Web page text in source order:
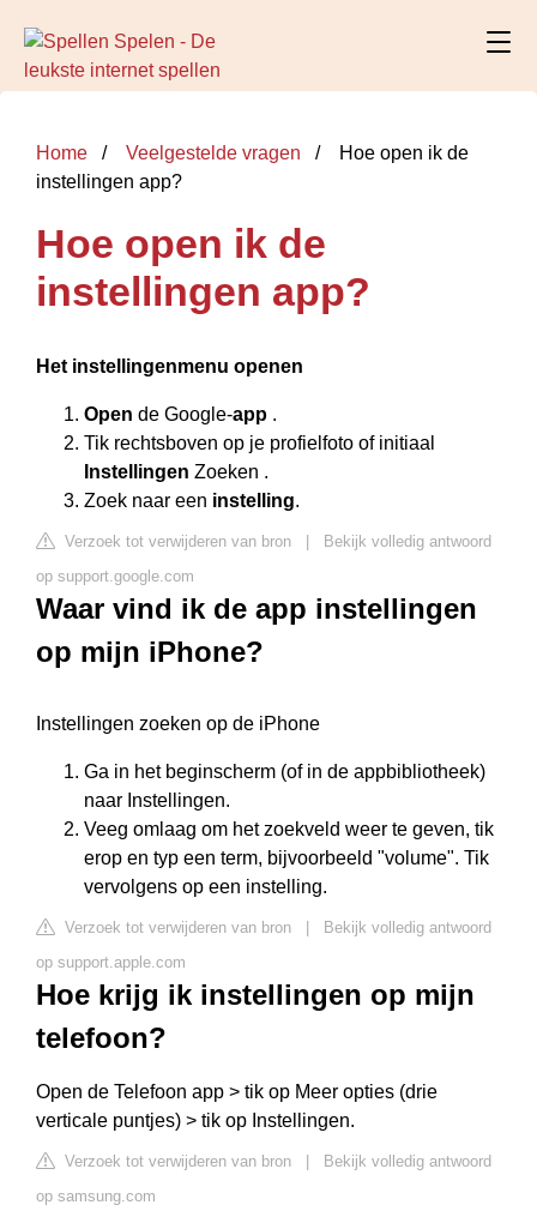
Home Veelgestelde vragen
Hoe open ik de
instellingen app?
Hoe open ik de
instellingen app?
Het instellingenmenu openen
Open de Google-app .
Tik rechtsboven op je profielfoto of initiaal
Instellingen Zoeken .
Zoek naar een instelling.
Verzoek tot verwijderen van bron
Bekijk volledig antwoord
op support.google.com
Waar vind ik de app instellingen
op mijn iPhone?
Instellingen zoeken op de iPhone
Ga in het beginscherm (of in de appbibliotheek)
naar Instellingen.
Veeg omlaag om het zoekveld weer te geven, tik
erop en typ een term, bijvoorbeeld "volume". Tik
vervolgens op een instelling.
Verzoek tot verwijderen van bron
Bekijk volledig antwoord
op support.apple.com
Hoe krijg ik instellingen op mijn
telefoon?
Open de Telefoon app > tik op Meer opties (drie
verticale puntjes) > tik op Instellingen.
Verzoek tot verwijderen van bron
Bekijk volledig antwoord
op samsung.com